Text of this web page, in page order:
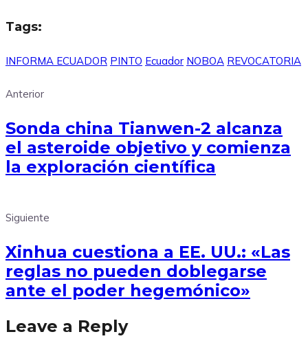
Tags:
INFORMA ECUADOR PINTO Ecuador NOBOA REVOCATORIA
Anterior
Sonda china Tianwen-2 alcanza
el asteroide objetivo y comienza
la exploración científica
Siguiente
Xinhua cuestiona a EE. UU.: «Las
reglas no pueden doblegarse
ante el poder hegemónico»
Leave a Reply